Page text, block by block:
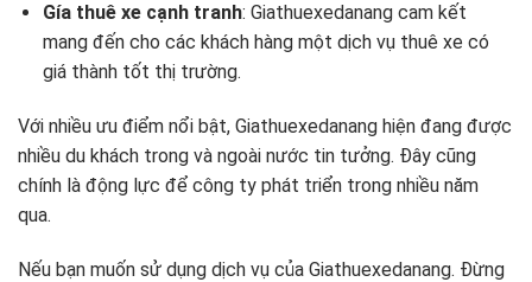
Gía thuê xe cạnh tranh: Giathuexedanang cam kết
mang đến cho các khách hàng một dịch vụ thuê xe có
giá thành tốt thị trường.
Với nhiều ưu điểm nổi bật, Giathuexedanang hiện đang được
nhiều du khách trong và ngoài nước tin tưởng. Đây cũng
chính là động lực để công ty phát triển trong nhiều năm
qua.
Nếu bạn muốn sử dụng dịch vụ của Giathuexedanang. Đừng